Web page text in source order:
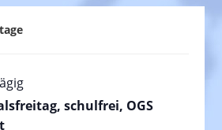
schulfrei, OGS